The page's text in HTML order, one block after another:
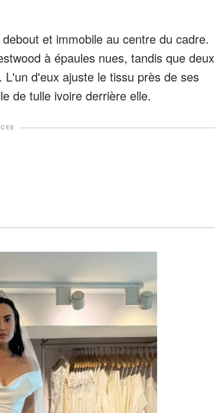
et immobile au centre du cadre.
à épaules nues, tandis que deux
d'eux ajuste le tissu près de ses
de tulle ivoire derrière elle.